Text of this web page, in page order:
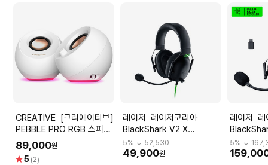
CREATIVE [크리에이티브]
PEBBLE PRO RGB 스피커
(화이트)
89,000원
별5 (2)
레이저 레이저코리아
BlackShark V2 X
Essential 게이밍헤드셋
5% ↓52,530
49,900원
레이저 레이저코리아
셋
5% ↓